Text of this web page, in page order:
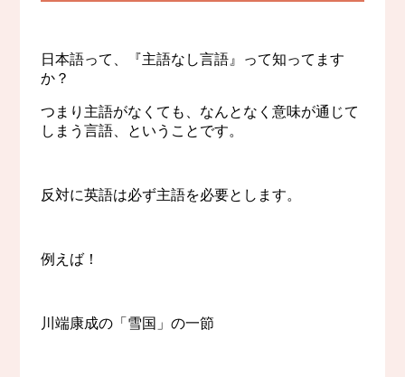
日本語って、『主語なし言語』って知ってます
か？
つまり主語がなくても、なんとなく意味が通じて
しまう言語、ということです。
反対に英語は必ず主語を必要とします。
例えば！
川端康成の「雪国」の一節